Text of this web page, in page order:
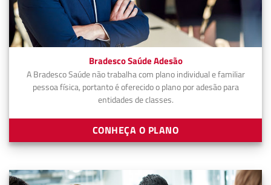
Bradesco Saúde Adesão
A Bradesco Saúde não trabalha com plano individual e familiar
pessoa física, portanto é oferecido o plano por adesão para
entidades de classes.
CONHEÇA O PLANO